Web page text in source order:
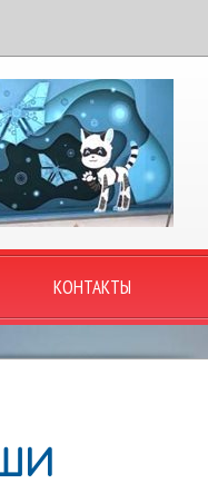
КОНТАКТЫ